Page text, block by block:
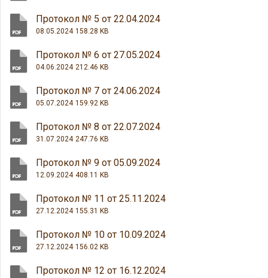
Протокол № 5 от 22.04.2024
08.05.2024 158.28 KB
Протокол № 6 от 27.05.2024
04.06.2024 212.46 KB
Протокол № 7 от 24.06.2024
05.07.2024 159.92 KB
Протокол № 8 от 22.07.2024
31.07.2024 247.76 KB
Протокол № 9 от 05.09.2024
12.09.2024 408.11 KB
Протокол № 11 от 25.11.2024
27.12.2024 155.31 KB
Протокол № 10 от 10.09.2024
27.12.2024 156.02 KB
Протокол № 12 от 16.12.2024